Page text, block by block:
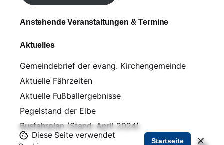
Anstehende Veranstaltungen & Termine
Aktuelles
Gemeindebrief der evang. Kirchengemeinde
Aktuelle Fährzeiten
Aktuelle Fußballergebnisse
Pegelstand der Elbe
Busfahrplan (Stand: April 2024)
Diese Seite verwendet
Startseite